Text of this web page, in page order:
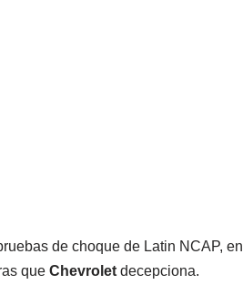
de choque de Latin NCAP, en
que Chevrolet decepciona.